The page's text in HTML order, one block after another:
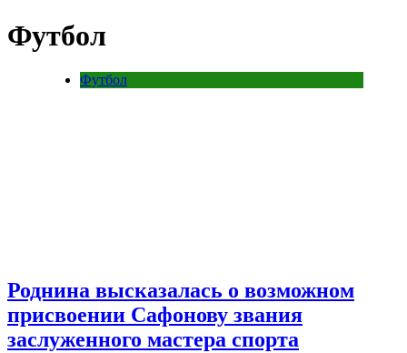
Футбол
Футбол
Роднина высказалась о возможном
присвоении Сафонову звания
заслуженного мастера спорта